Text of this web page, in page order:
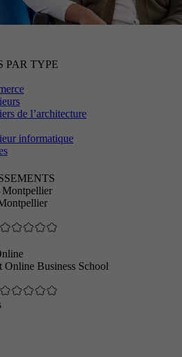
PAR TYPE
de l’architecture
informatique
Business School